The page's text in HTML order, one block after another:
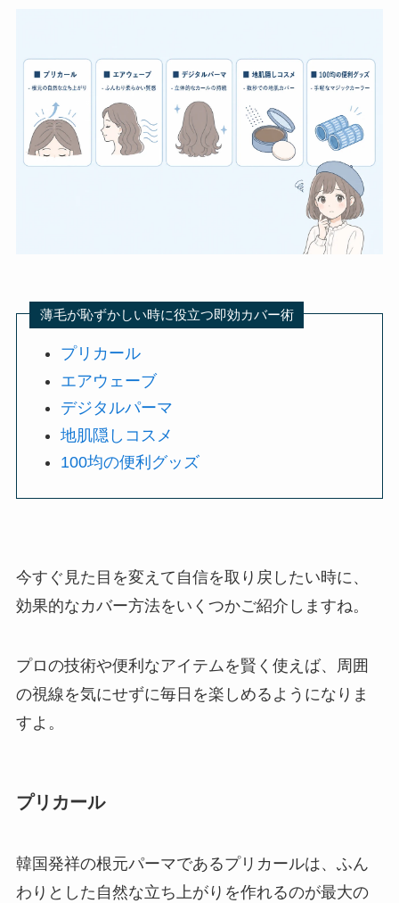
薄毛が恥ずかしい時に役立つ即効カバー術
プリカール
エアウェーブ
デジタルパーマ
地肌隠しコスメ
100均の便利グッズ
今すぐ見た目を変えて自信を取り戻したい時に、
効果的なカバー方法をいくつかご紹介しますね。
プロの技術や便利なアイテムを賢く使えば、周囲
の視線を気にせずに毎日を楽しめるようになりま
すよ。
プリカール
韓国発祥の根元パーマであるプリカールは、ふん
わりとした自然な立ち上がりを作れるのが最大の